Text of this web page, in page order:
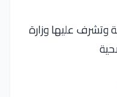
وتشرف عليها وزارة